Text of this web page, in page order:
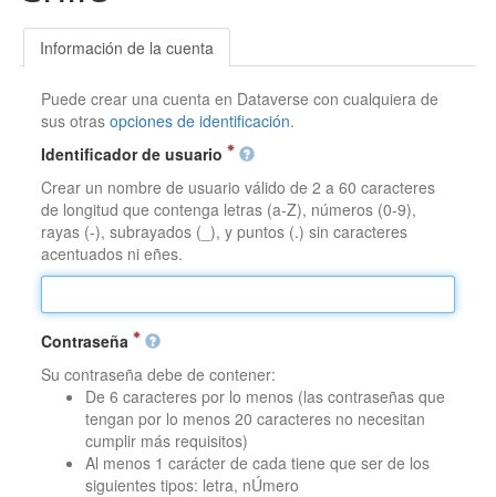
Información de la cuenta
Puede crear una cuenta en Dataverse con cualquiera de
sus otrasopciones de identificación.
Identificador de usuario
Crear un nombre de usuario válido de 2 a 60 caracteres
de longitud que contenga letras (a-Z), números (0-9),
rayas (-), subrayados (_), y puntos (.) sin caracteres
acentuados ni eñes.
Contraseña
Su contraseña debe de contener:
De 6 caracteres por lo menos (las contraseñas que
tengan por lo menos 20 caracteres no necesitan
cumplir más requisitos)
Al menos 1 carácter de cada tiene que ser de los
siguientes tipos: letra, nÚmero